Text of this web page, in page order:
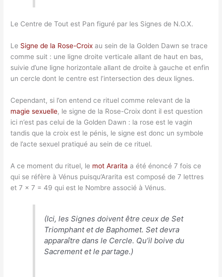
Le Centre de Tout est Pan figuré par les Signes de N.O.X.
Le Signe de la Rose-Croix au sein de la Golden Dawn se trace
comme suit : une ligne droite verticale allant de haut en bas,
suivie d’une ligne horizontale allant de droite à gauche et enfin
un cercle dont le centre est l’intersection des deux lignes.
Cependant, si l’on entend ce rituel comme relevant de la
magie sexuelle, le signe de la Rose-Croix dont il est question
ici n’est pas celui de la Golden Dawn : la rose est le vagin
tandis que la croix est le pénis, le signe est donc un symbole
de l’acte sexuel pratiqué au sein de ce rituel.
A ce moment du rituel, le mot Ararita a été énoncé 7 fois ce
qui se réfère à Vénus puisqu’Ararita est composé de 7 lettres
et 7 x 7 = 49 qui est le Nombre associé à Vénus.
(Ici, les Signes doivent être ceux de Set
Triomphant et de Baphomet. Set devra
apparaître dans le Cercle. Qu’il boive du
Sacrement et le partage.)